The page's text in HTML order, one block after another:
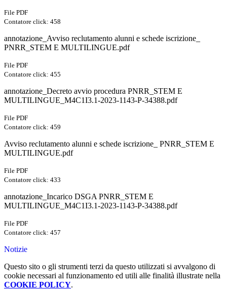
File PDF
Contatore click: 458
annotazione_Avviso reclutamento alunni e schede iscrizione_
PNRR_STEM E MULTILINGUE.pdf
File PDF
Contatore click: 455
annotazione_Decreto avvio procedura PNRR_STEM E
MULTILINGUE_M4C1I3.1-2023-1143-P-34388.pdf
File PDF
Contatore click: 459
Avviso reclutamento alunni e schede iscrizione_ PNRR_STEM E
MULTILINGUE.pdf
File PDF
Contatore click: 433
annotazione_Incarico DSGA PNRR_STEM E
MULTILINGUE_M4C1I3.1-2023-1143-P-34388.pdf
File PDF
Contatore click: 457
Notizie
Questo sito o gli strumenti terzi da questo utilizzati si avvalgono di
cookie necessari al funzionamento ed utili alle finalità illustrate nella
COOKIE POLICY.